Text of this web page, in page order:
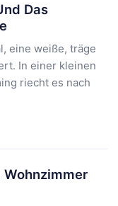
Das
eine weiße, träge
In einer kleinen
riecht es nach